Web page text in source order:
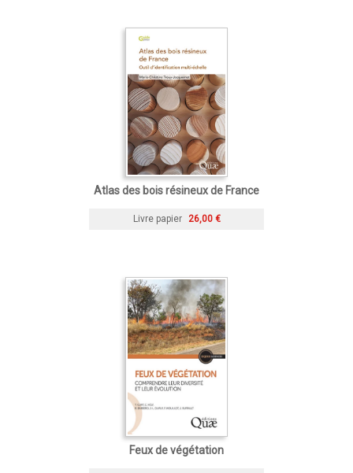
Atlas des bois résineux de France
Livre papier 26,00 €
Feux de végétation